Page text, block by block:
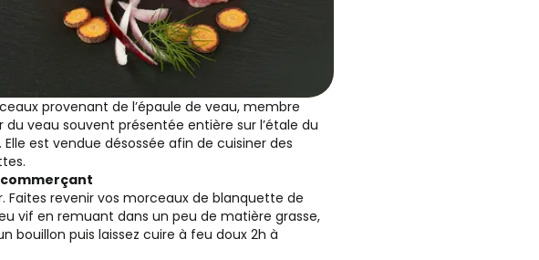
provenant de l’épaule de veau, membre
du veau souvent présentée entière sur l’étale du
Elle est vendue désossée afin de cuisiner des
Faites revenir vos morceaux de blanquette de
vif en remuant dans un peu de matière grasse,
bouillon puis laissez cuire à feu doux 2h à